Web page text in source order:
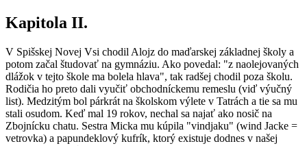
Kapitola II.
V Spišskej Novej Vsi chodil Alojz do maďarskej základnej školy a
potom začal študovať na gymnáziu. Ako povedal: "z naolejovaných
dlážok v tejto škole ma bolela hlava", tak radšej chodil poza školu.
Rodičia ho preto dali vyučiť obchodníckemu remeslu (viď výučný
list). Medzitým bol párkrát na školskom výlete v Tatrách a tie sa mu
stali osudom. Keď mal 19 rokov, nechal sa najať ako nosič na
Zbojnícku chatu. Sestra Micka mu kúpila "vindjaku" (wind Jacke =
vetrovka) a papundeklový kufrík, ktorý existuje dodnes v našej